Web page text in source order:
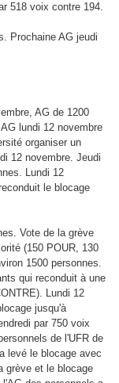
518 voix contre 194.
Prochaine AG jeudi
AG de 1200
lundi 12 novembre
organiser un
12 novembre. Jeudi
Lundi 12
le blocage
Vote de la grève
(150 POUR, 130
1500 personnes.
qui reconduit à une
Lundi 12
jusqu'à
par 750 voix
de l'UFR de
levé le blocage avec
grève et le blocage